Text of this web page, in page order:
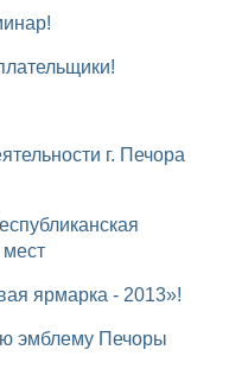
ярмарка - 2013»!
эмблему Печоры